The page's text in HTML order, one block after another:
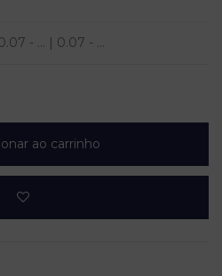
- ... | 0.07 - ...
ao carrinho